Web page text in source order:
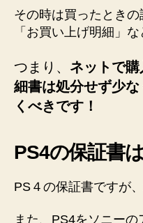
その時は買ったとき
「お買い上げ明細」
つまり、 ネットで
細書は処分せず少
くべきです！
PS4の保証書
PS４の保証書ですが
また、PS4をソニー